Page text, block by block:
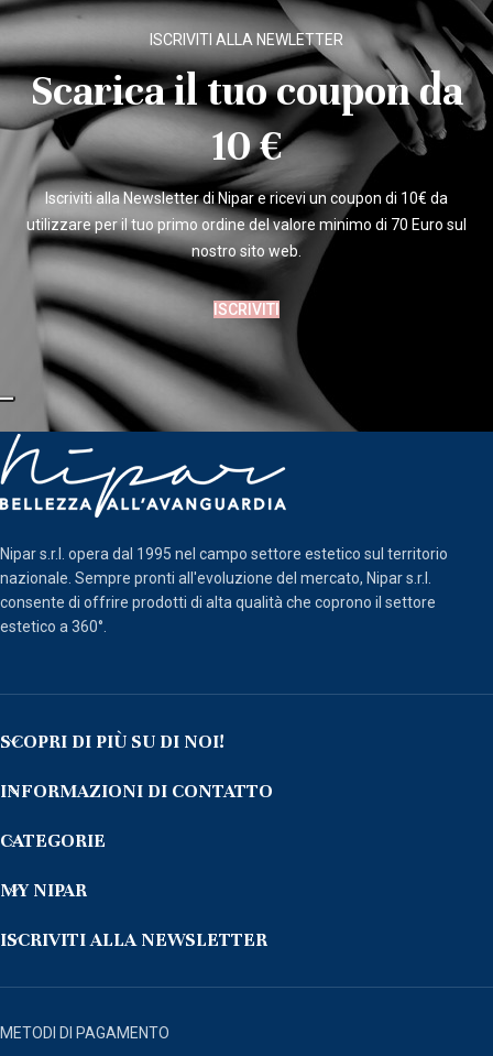
ISCRIVITI ALLA NEWLETTER
Scarica il tuo coupon da
10 €
Iscriviti alla Newsletter di Nipar e ricevi un coupon di 10€ da
utilizzare per il tuo primo ordine del valore minimo di 70 Euro sul
nostro sito web.
ISCRIVITI
Nipar s.r.l. opera dal 1995 nel campo settore estetico sul territorio
nazionale. Sempre pronti all'evoluzione del mercato, Nipar s.r.l.
consente di offrire prodotti di alta qualità che coprono il settore
estetico a 360°.
SCOPRI DI PIÙ SU DI NOI!
INFORMAZIONI DI CONTATTO
CATEGORIE
MY NIPAR
ISCRIVITI ALLA NEWSLETTER
METODI DI PAGAMENTO